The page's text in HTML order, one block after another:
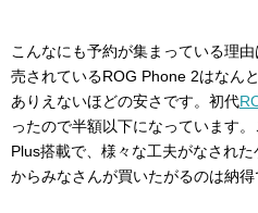
こんなにも予約が集まっている理
売されているROG Phone 2はなんと
ありえないほどの安さです。初代
ったので半額以下になっています
Plus搭載で、様々な工夫がなされ
からみなさんが買いたがるのは納得